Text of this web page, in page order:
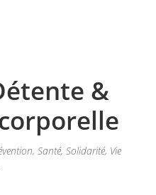
&
, Santé, Solidarité, Vie